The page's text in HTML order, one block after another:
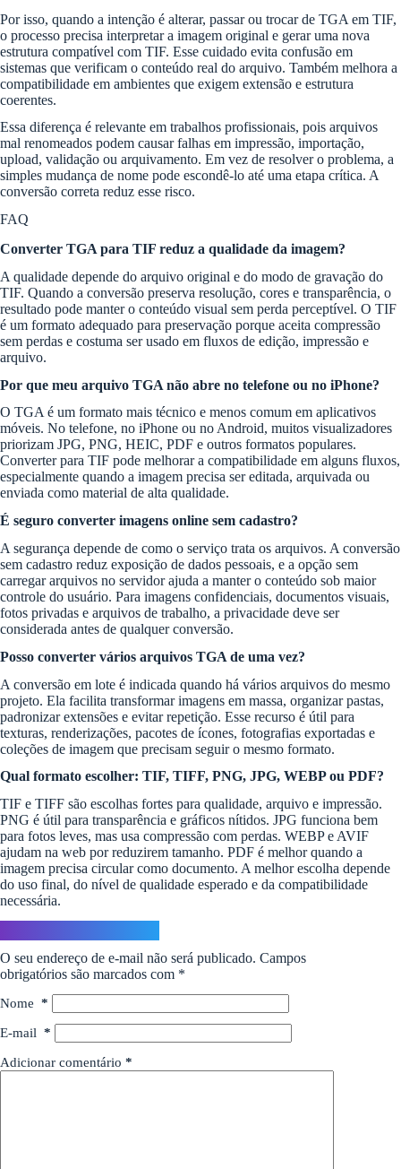
Por isso, quando a intenção é alterar, passar ou trocar de TGA em TIF,
o processo precisa interpretar a imagem original e gerar uma nova
estrutura compatível com TIF. Esse cuidado evita confusão em
sistemas que verificam o conteúdo real do arquivo. Também melhora a
compatibilidade em ambientes que exigem extensão e estrutura
coerentes.
Essa diferença é relevante em trabalhos profissionais, pois arquivos
mal renomeados podem causar falhas em impressão, importação,
upload, validação ou arquivamento. Em vez de resolver o problema, a
simples mudança de nome pode escondê-lo até uma etapa crítica. A
conversão correta reduz esse risco.
FAQ
Converter TGA para TIF reduz a qualidade da imagem?
A qualidade depende do arquivo original e do modo de gravação do
TIF. Quando a conversão preserva resolução, cores e transparência, o
resultado pode manter o conteúdo visual sem perda perceptível. O TIF
é um formato adequado para preservação porque aceita compressão
sem perdas e costuma ser usado em fluxos de edição, impressão e
arquivo.
Por que meu arquivo TGA não abre no telefone ou no iPhone?
O TGA é um formato mais técnico e menos comum em aplicativos
móveis. No telefone, no iPhone ou no Android, muitos visualizadores
priorizam JPG, PNG, HEIC, PDF e outros formatos populares.
Converter para TIF pode melhorar a compatibilidade em alguns fluxos,
especialmente quando a imagem precisa ser editada, arquivada ou
enviada como material de alta qualidade.
É seguro converter imagens online sem cadastro?
A segurança depende de como o serviço trata os arquivos. A conversão
sem cadastro reduz exposição de dados pessoais, e a opção sem
carregar arquivos no servidor ajuda a manter o conteúdo sob maior
controle do usuário. Para imagens confidenciais, documentos visuais,
fotos privadas e arquivos de trabalho, a privacidade deve ser
considerada antes de qualquer conversão.
Posso converter vários arquivos TGA de uma vez?
A conversão em lote é indicada quando há vários arquivos do mesmo
projeto. Ela facilita transformar imagens em massa, organizar pastas,
padronizar extensões e evitar repetição. Esse recurso é útil para
texturas, renderizações, pacotes de ícones, fotografias exportadas e
coleções de imagem que precisam seguir o mesmo formato.
Qual formato escolher: TIF, TIFF, PNG, JPG, WEBP ou PDF?
TIF e TIFF são escolhas fortes para qualidade, arquivo e impressão.
PNG é útil para transparência e gráficos nítidos. JPG funciona bem
para fotos leves, mas usa compressão com perdas. WEBP e AVIF
ajudam na web por reduzirem tamanho. PDF é melhor quando a
imagem precisa circular como documento. A melhor escolha depende
do uso final, do nível de qualidade esperado e da compatibilidade
necessária.
O seu endereço de e-mail não será publicado. Campos
obrigatórios são marcados com *
Nome *
E-mail *
Adicionar comentário *